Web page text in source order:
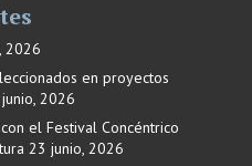
2026
en proyectos
2026
el Festival Concéntrico
23 junio, 2026